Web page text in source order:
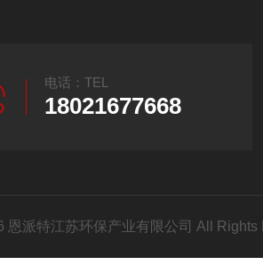
电话：TEL
18021677668
恩派特江苏环保产业有限公司 All